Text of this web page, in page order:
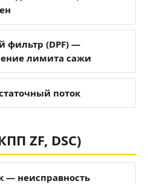
фильтр (DPF) —
лимита сажи
поток
ZF, DSC)
— неисправность